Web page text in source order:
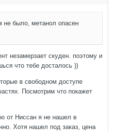
не было, метанол опасен
незамерзает скуден. поэтому и
что тебе досталось ))
в свободном доступе
Посмотрим что покажет
от Ниссан я не нашел в
Хотя нашел под заказ, цена